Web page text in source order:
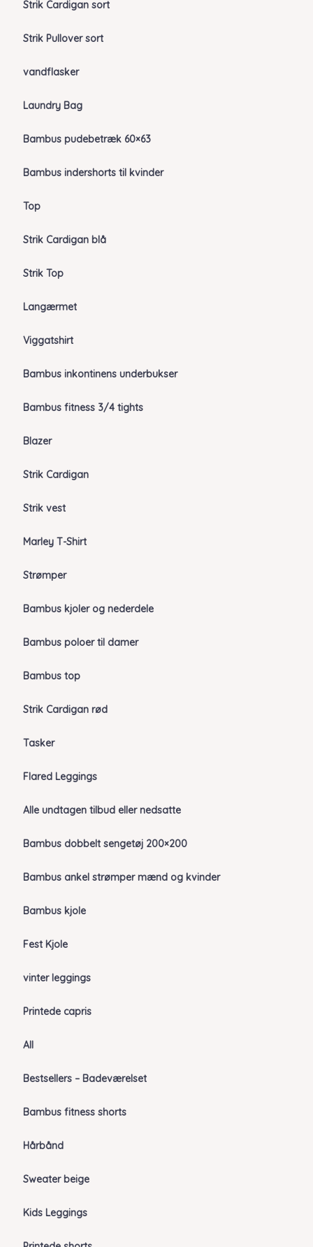
Strik Cardigan sort
Strik Pullover sort
vandflasker
Laundry Bag
Bambus pudebetræk 60×63
Bambus indershorts til kvinder
Top
Strik Cardigan blå
Strik Top
Langærmet
Viggatshirt
Bambus inkontinens underbukser
Bambus fitness 3/4 tights
Blazer
Strik Cardigan
Strik vest
Marley T-Shirt
Strømper
Bambus kjoler og nederdele
Bambus poloer til damer
Bambus top
Strik Cardigan rød
Tasker
Flared Leggings
Alle undtagen tilbud eller nedsatte
Bambus dobbelt sengetøj 200×200
Bambus ankel strømper mænd og kvinder
Bambus kjole
Fest Kjole
vinter leggings
Printede capris
All
Bestsellers – Badeværelset
Bambus fitness shorts
Hårbånd
Sweater beige
Kids Leggings